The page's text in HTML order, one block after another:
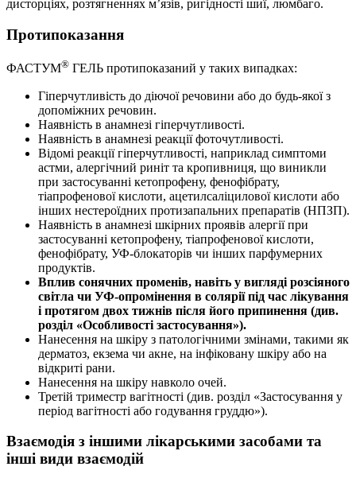
дисторціях, розтягненнях м’язів, ригідності шиї, люмбаго.
Протипоказання
ФАСТУМ® ГЕЛЬ протипоказаний у таких випадках:
Гіперчутливість до діючої речовини або до будь-якої з
допоміжних речовин.
Наявність в анамнезі гіперчутливості.
Наявність в анамнезі реакції фоточутливості.
Відомі реакції гіперчутливості, наприклад симптоми
астми, алергічний риніт та кропивниця, що виникли
при застосуванні кетопрофену, фенофібрату,
тіапрофенової кислоти, ацетилсаліцилової кислоти або
інших нестероїдних протизапальних препаратів (НПЗП).
Наявність в анамнезі шкірних проявів алергії при
застосуванні кетопрофену, тіапрофенової кислоти,
фенофібрату, УФ-блокаторів чи інших парфумерних
продуктів.
Вплив сонячних променів, навіть у вигляді розсіяного
світла чи УФ-опромінення в солярії під час лікування
і протягом двох тижнів після його припинення (див.
розділ «Особливості застосування»).
Нанесення на шкіру з патологічними змінами, такими як
дерматоз, екзема чи акне, на інфіковану шкіру або на
відкриті рани.
Нанесення на шкіру навколо очей.
Третій триместр вагітності (див. розділ «Застосування у
період вагітності або годування груддю»).
Взаємодія з іншими лікарськими засобами та
інші види взаємодій